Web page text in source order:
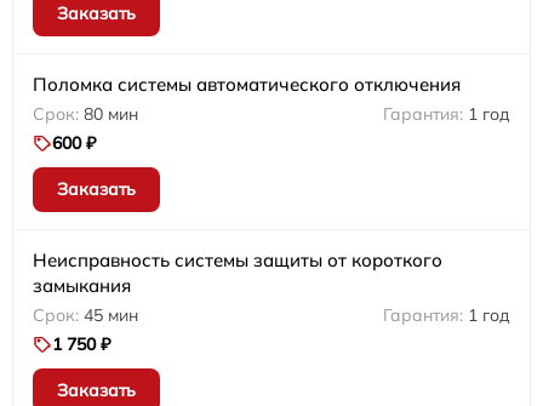
Заказать
Поломка системы автоматического отключения
80 мин
1 год
600 ₽
Заказать
Неисправность системы защиты от короткого
замыкания
45 мин
1 год
1 750 ₽
Заказать